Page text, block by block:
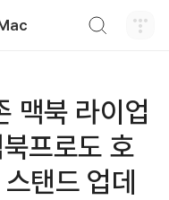
맥북 라이업
프로도 호
탠드 업데